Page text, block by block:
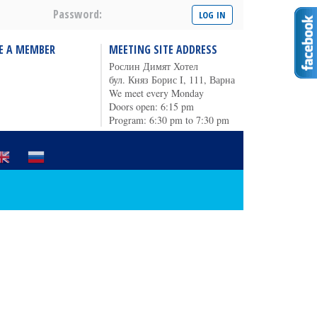
Password:
A MEMBER MEETING SITE ADDRESS
Рослин Димят Хотел
бул. Княз Борис I, 111, Варна
We meet every Monday
Doors open: 6:15 pm
Program: 6:30 pm to 7:30 pm